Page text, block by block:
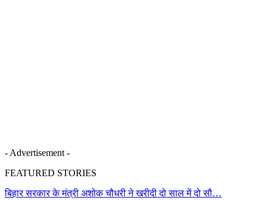
- Advertisement -
FEATURED STORIES
बिहार सरकार के मंत्री अशोक चौधरी ने खरीदी दो साल में दो सौ…